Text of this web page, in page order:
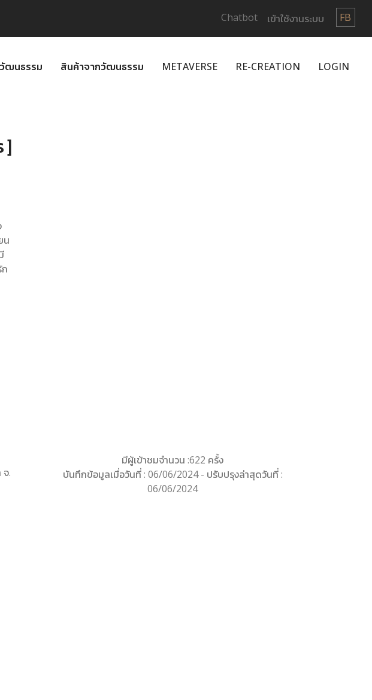
Chatbot เข้าใช้งานระบบ FB
ฒนธรรม สินค้าจากวัฒนธรรม METAVERSE RE-CREATION LOGIN
]
น
จ.
มีผู้เข้าชมจำนวน :622 ครั้ง
บันทึกข้อมูลเมื่อวันที่ : 06/06/2024 - ปรับปรุงล่าสุดวันที่ :
06/06/2024